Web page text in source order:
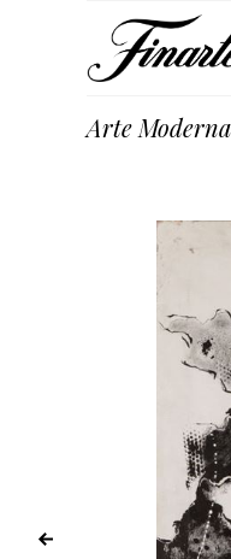
Arte